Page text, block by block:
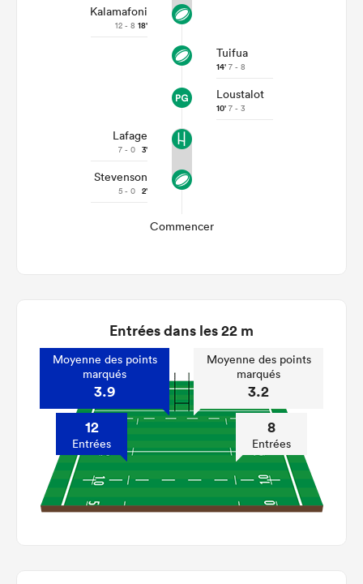
Kalamafoni
12 - 8 18'
Tuifua
14' 7 - 8
Loustalot
10' 7 - 3
Lafage
7 - 0 3'
Stevenson
5 - 0 2'
Commencer
Entrées dans les 22 m
Moyenne des points
marqués
3.9
12
Entrées
Moyenne des points
marqués
3.2
8
Entrées